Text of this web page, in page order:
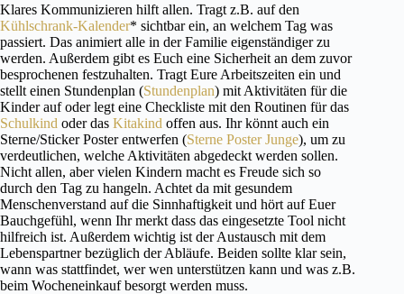
Klares Kommunizieren hilft allen. Tragt z.B. auf den
Kühlschrank-Kalender* sichtbar ein, an welchem Tag was
passiert. Das animiert alle in der Familie eigenständiger zu
werden. Außerdem gibt es Euch eine Sicherheit an dem zuvor
besprochenen festzuhalten. Tragt Eure Arbeitszeiten ein und
stellt einen Stundenplan (Stundenplan) mit Aktivitäten für die
Kinder auf oder legt eine Checkliste mit den Routinen für das
Schulkind oder das Kitakind offen aus. Ihr könnt auch ein
Sterne/Sticker Poster entwerfen (Sterne Poster Junge), um zu
verdeutlichen, welche Aktivitäten abgedeckt werden sollen.
Nicht allen, aber vielen Kindern macht es Freude sich so
durch den Tag zu hangeln. Achtet da mit gesundem
Menschenverstand auf die Sinnhaftigkeit und hört auf Euer
Bauchgefühl, wenn Ihr merkt dass das eingesetzte Tool nicht
hilfreich ist. Außerdem wichtig ist der Austausch mit dem
Lebenspartner bezüglich der Abläufe. Beiden sollte klar sein,
wann was stattfindet, wer wen unterstützen kann und was z.B.
beim Wocheneinkauf besorgt werden muss.